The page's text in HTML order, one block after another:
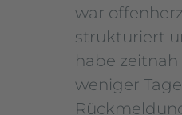
war
strukturiert
habe
weniger